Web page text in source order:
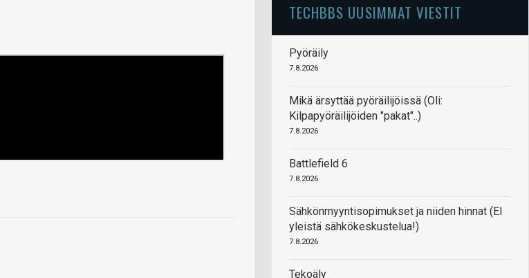
TECHBBS UUSIMMAT VIESTIT
Pyöräily
7.8.2026
Mikä ärsyttää pyöräilijöissä (Oli:
Kilpapyöräilijöiden "pakat"..)
7.8.2026
Battlefield 6
7.8.2026
Sähkönmyyntisopimukset ja niiden hinnat (EI
yleistä sähkökeskustelua!)
7.8.2026
Tekoäly